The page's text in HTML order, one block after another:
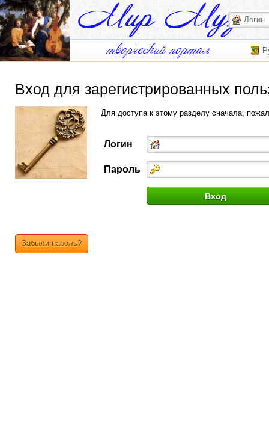
Вход для зарегистрированных
Для доступа к этому разделу сначала,
Логин
Пароль
Забыли пароль?